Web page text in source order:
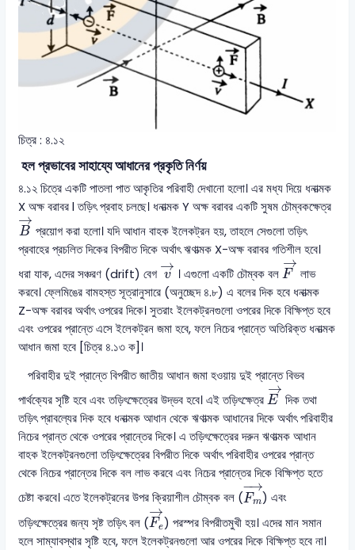
চিত্র : ৪.১২
হল প্রভাবের সাহায্যে আধানের প্রকৃতি নির্ণয়
৪.১২ চিত্রে একটি পাতলা পাত আকৃতির পরিবাহী দেখানো হলো। এর মধ্য দিয়ে ধনাত্মক
X অক্ষ বরাবর l তড়িৎ প্রবাহ চলছে। ধনাত্মক Y অক্ষ বরাবর একটি সুষম চৌম্বকক্ষেত্র
→
B
B→
প্রয়োগ করা হলো। যদি আধান বাহক ইলেকট্রন হয়, তাহলে সেগুলো তড়িৎ
প্রবাহের প্রচলিত দিকের বিপরীত দিকে অর্থাৎ ঋণাত্মক X-অক্ষ বরাবর গতিশীল হবে।
ধরা যাক, এদের সঞ্চরণ (drift) বেগ
→
v
v→
। এগুলো একটি চৌম্বক বল
→
F
F→
লাভ
করবে। ফ্লেমিঙের বামহস্ত সূত্রানুসারে (অনুচ্ছেদ ৪.৮) এ বলের দিক হবে ধনাত্মক
Z-অক্ষ বরাবর অর্থাৎ ওপরের দিকে। সুতরাং ইলেকট্রনগুলো ওপরের দিকে বিক্ষিপ্ত হবে
এবং ওপরের প্রান্তে এসে ইলেকট্রন জমা হবে, ফলে নিচের প্রান্তে অতিরিক্ত ধনাত্মক
আধান জমা হবে [চিত্র ৪.১৩ ক]।
পরিবাহীর দুই প্রান্তে বিপরীত জাতীয় আধান জমা হওয়ায় দুই প্রান্তে বিভব
পার্থক্যের সৃষ্টি হবে এবং তড়িৎক্ষেত্রের উদ্ভব হবে। এই তড়িৎক্ষেত্র
→
E
E→
দিক তথা
তড়িৎ প্রাবল্যের দিক হবে ধনাত্মক আধান থেকে ঋণাত্মক আধানের দিকে অর্থাৎ পরিবাহীর
নিচের প্রান্ত থেকে ওপরের প্রান্তের দিকে। এ তড়িৎক্ষেত্রের দরুন ঋণাত্মক আধান
বাহক ইলেকট্রনগুলো তড়িৎক্ষেত্রের বিপরীত দিকে অর্থাৎ পরিবাহীর ওপরের প্রান্ত
থেকে নিচের প্রান্তের দিকে বল লাভ করবে এবং নিচের প্রান্তের দিকে বিক্ষিপ্ত হতে
চেষ্টা করবে। এতে ইলেকট্রনের উপর ক্রিয়াশীল চৌম্বক বল (
−→
Fm
Fm→
) এবং
তড়িৎক্ষেত্রের জন্য সৃষ্ট তড়িৎ বল (
→
Fe
Fe→
) পরস্পর বিপরীতমুখী হয়। এদের মান সমান
হলে সাম্যাবস্থার সৃষ্টি হবে, ফলে ইলেকট্রনগুলো আর ওপরের দিকে বিক্ষিপ্ত হবে না।